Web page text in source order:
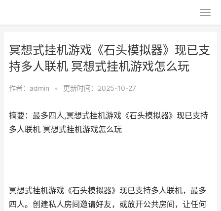
冥想式挂机游戏《石头模拟器》现已支
持多人联机 冥想式挂机游戏怎么玩
作者： admin • 更新时间：2025-10-27
摘要：最多四人,冥想式挂机游戏《石头模拟器》现已支持
多人联机 冥想式挂机游戏怎么玩
冥想式挂机游戏《石头模拟器》现已支持多人联机，最多
四人。创建私人房间邀请好友，或放开公共房间，让任何